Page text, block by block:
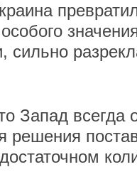
сильно
Запад всегда
решения